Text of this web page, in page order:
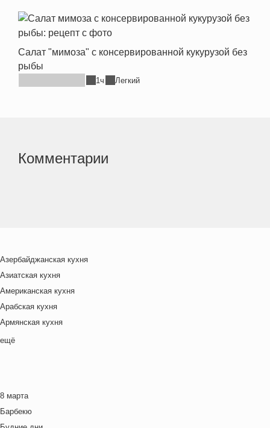
Салат "мимоза" с консервированной кукурузой без
рыбы
1ч Легкий
Комментарии
Азербайджанская кухня
Азиатская кухня
Американская кухня
Арабская кухня
Армянская кухня
Белорусская
Венгерская кухня
Греческая кухня
ещё
8 марта
Барбекю